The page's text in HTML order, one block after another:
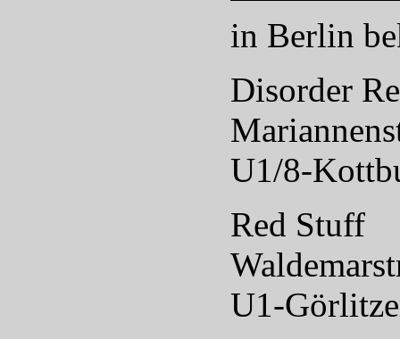
in Berlin
Disorder
U1/8-
Red Stuff
U1-